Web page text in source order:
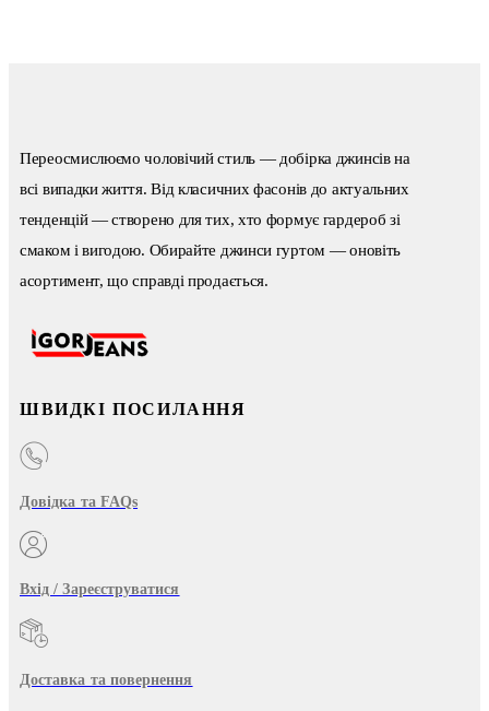
Переосмислюємо чоловічий стиль — добірка джинсів на
всі випадки життя. Від класичних фасонів до актуальних
тенденцій — створено для тих, хто формує гардероб зі
смаком і вигодою. Обирайте джинси гуртом — оновіть
асортимент, що справді продається.
ШВИДКІ ПОСИЛАННЯ
Довідка та FAQs
Вхід / Зареєструватися
Доставка та повернення